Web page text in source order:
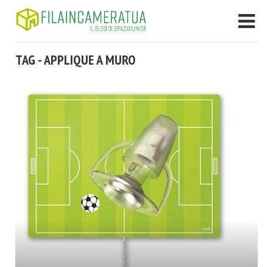
TAG - APPLIQUE A MURO